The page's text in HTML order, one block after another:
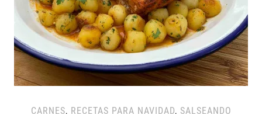
CARNES, RECETAS PARA NAVIDAD, SALSEANDO